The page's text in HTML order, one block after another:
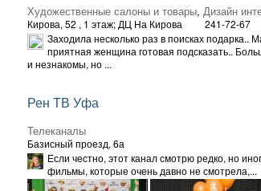
Художественные салоны и товары, Дизайн
Кирова, 52 , 1 этаж; ДЦ На Кирова 241-72-67
Заходила несколько раз в поисках подарка..
приятная женщина готовая подсказать..
и незнакомы, но ...
Рен ТВ Уфа
Телеканалы
Базисный проезд, 6а
Если честно, этот канал смотрю редко, но
фильмы, которые очень давно не смотрела,...